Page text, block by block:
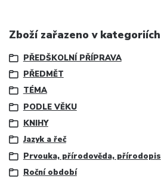
Zboží zařazeno v kategoriích
PŘEDŠKOLNÍ PŘÍPRAVA
PŘEDMĚT
TÉMA
PODLE VĚKU
KNIHY
Jazyk a řeč
Prvouka, přírodověda, přírodopis
Roční období